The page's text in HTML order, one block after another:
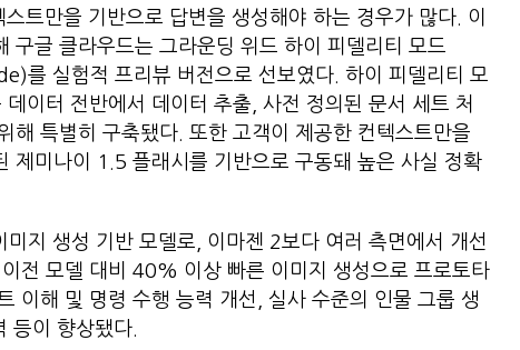
트만을 기반으로 답변을 생성해야 하는 경우가 많다. 이
구글 클라우드는 그라운딩 위드 하이 피델리티 모드
실험적 프리뷰 버전으로 선보였다. 하이 피델리티 모
이터 전반에서 데이터 추출, 사전 정의된 문서 세트 처
해 특별히 구축됐다. 또한 고객이 제공한 컨텍스트만을
제미나이 1.5 플래시를 기반으로 구동돼 높은 사실 정확
지 생성 기반 모델로, 이마젠 2보다 여러 측면에서 개선
전 모델 대비 40% 이상 빠른 이미지 생성으로 프로토타
이해 및 명령 수행 능력 개선, 실사 수준의 인물 그룹 생
등이 향상됐다.